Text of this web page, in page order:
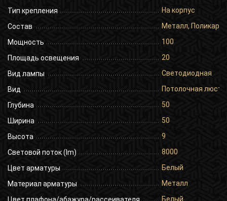
Тип крепления На корпус
Состав Металл,
Мощность 100
Площадь освещения 20
Вид лампы Светодиодная
Вид Потолочная
Глубина 50
Ширина 50
Высота 9
Световой поток (lm) 8000
Цвет арматуры Белый
Материал арматуры Металл
Белый